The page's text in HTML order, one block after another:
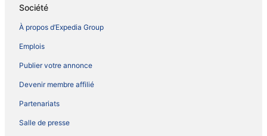
Société
À propos d’Expedia Group
Emplois
Publier votre annonce
Devenir membre affilié
Partenariats
Salle de presse